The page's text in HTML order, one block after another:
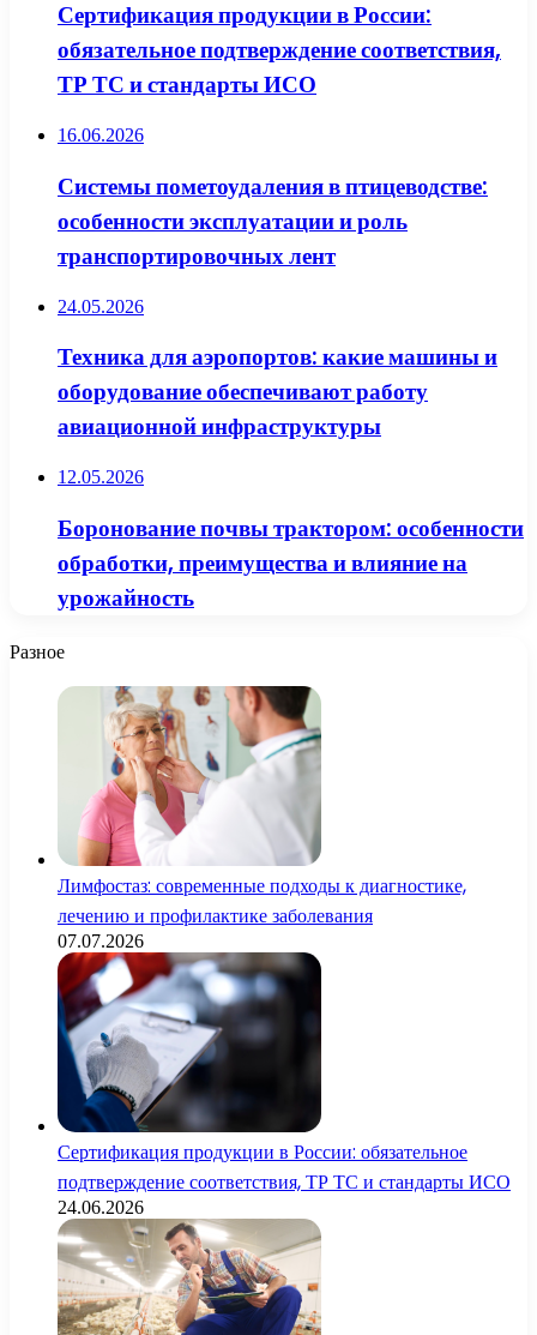
Сертификация продукции в России:
обязательное подтверждение соответствия,
ТР ТС и стандарты ИСО
16.06.2026
Системы пометоудаления в птицеводстве:
особенности эксплуатации и роль
транспортировочных лент
24.05.2026
Техника для аэропортов: какие машины и
оборудование обеспечивают работу
авиационной инфраструктуры
12.05.2026
Боронование почвы трактором: особенности
обработки, преимущества и влияние на
урожайность
Разное
Лимфостаз: современные подходы к диагностике,
лечению и профилактике заболевания
07.07.2026
Сертификация продукции в России: обязательное
подтверждение соответствия, ТР ТС и стандарты ИСО
24.06.2026